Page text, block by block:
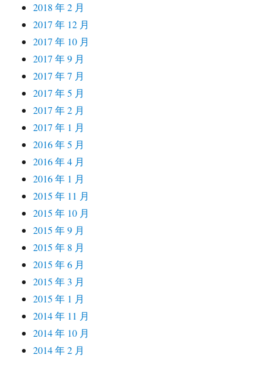
2018 年 2 月
2017 年 12 月
2017 年 10 月
2017 年 9 月
2017 年 7 月
2017 年 5 月
2017 年 2 月
2017 年 1 月
2016 年 5 月
2016 年 4 月
2016 年 1 月
2015 年 11 月
2015 年 10 月
2015 年 9 月
2015 年 8 月
2015 年 6 月
2015 年 3 月
2015 年 1 月
2014 年 11 月
2014 年 10 月
2014 年 2 月